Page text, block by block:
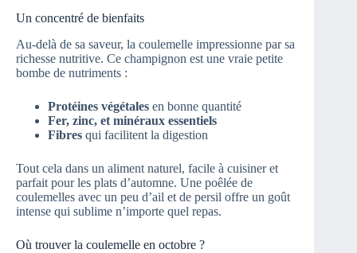
Un concentré de bienfaits
Au-delà de sa saveur, la coulemelle impressionne par sa
richesse nutritive. Ce champignon est une vraie petite
bombe de nutriments :
Protéines végétales en bonne quantité
Fer, zinc, et minéraux essentiels
Fibres qui facilitent la digestion
Tout cela dans un aliment naturel, facile à cuisiner et
parfait pour les plats d’automne. Une poêlée de
coulemelles avec un peu d’ail et de persil offre un goût
intense qui sublime n’importe quel repas.
Où trouver la coulemelle en octobre ?